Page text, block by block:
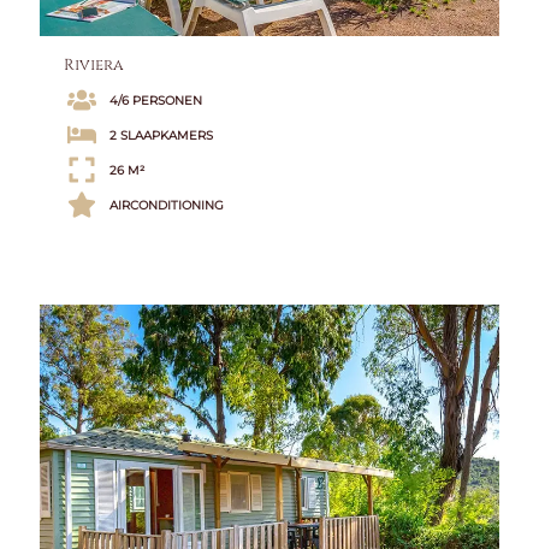
Riviera
4/6 PERSONEN
2 SLAAPKAMERS
26 M²
AIRCONDITIONING